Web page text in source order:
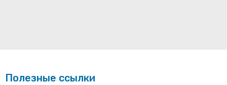
Полезные ссылки